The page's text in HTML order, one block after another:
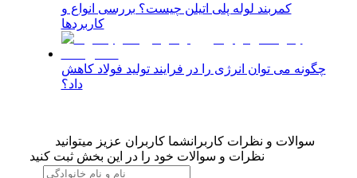
کمربند لوله پلی اتیلن چیست؟ بررسی انواع و
کاربردها
چگونه می توان انرژی را در فرایند تولید فولاد کاهش
داد؟
سوالات و نظرات کاربرانشما کاربران عزیز میتوانید
نظرات و سوالات خود را در این بخش ثبت کنید